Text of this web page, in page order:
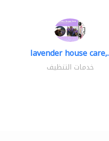
lavender house
خدمات التنظيف